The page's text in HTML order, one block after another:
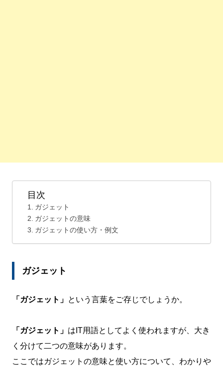
目次
ガジェット
ガジェットの意味
ガジェットの使い方・例文
ガジェット
「ガジェット」 という言葉をご存じでしょうか。
「ガジェット」 はIT用語としてよく使われますが、大き
く分けて二つの意味があります。
ここではガジェットの意味と使い方について、わかりや